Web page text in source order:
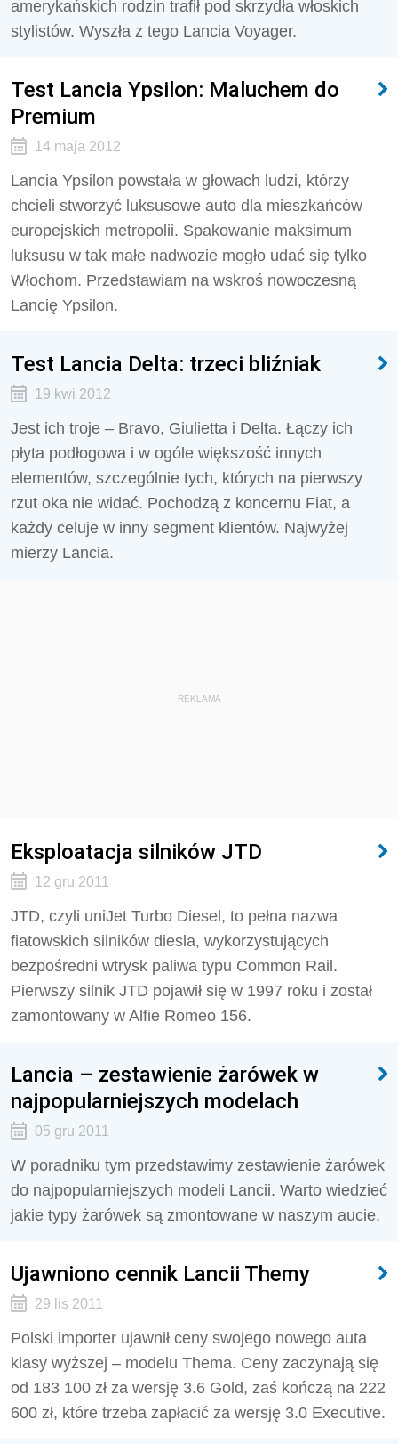
amerykańskich rodzin trafił pod skrzydła włoskich
stylistów. Wyszła z tego Lancia Voyager.
Test Lancia Ypsilon: Maluchem do
Premium
14 maja 2012
Lancia Ypsilon powstała w głowach ludzi, którzy
chcieli stworzyć luksusowe auto dla mieszkańców
europejskich metropolii. Spakowanie maksimum
luksusu w tak małe nadwozie mogło udać się tylko
Włochom. Przedstawiam na wskroś nowoczesną
Lancię Ypsilon.
Test Lancia Delta: trzeci bliźniak
19 kwi 2012
Jest ich troje – Bravo, Giulietta i Delta. Łączy ich
płyta podłogowa i w ogóle większość innych
elementów, szczególnie tych, których na pierwszy
rzut oka nie widać. Pochodzą z koncernu Fiat, a
każdy celuje w inny segment klientów. Najwyżej
mierzy Lancia.
REKLAMA
Eksploatacja silników JTD
12 gru 2011
JTD, czyli uniJet Turbo Diesel, to pełna nazwa
fiatowskich silników diesla, wykorzystujących
bezpośredni wtrysk paliwa typu Common Rail.
Pierwszy silnik JTD pojawił się w 1997 roku i został
zamontowany w Alfie Romeo 156.
Lancia – zestawienie żarówek w
najpopularniejszych modelach
05 gru 2011
W poradniku tym przedstawimy zestawienie żarówek
do najpopularniejszych modeli Lancii. Warto wiedzieć
jakie typy żarówek są zmontowane w naszym aucie.
Ujawniono cennik Lancii Themy
29 lis 2011
Polski importer ujawnił ceny swojego nowego auta
klasy wyższej – modelu Thema. Ceny zaczynają się
od 183 100 zł za wersję 3.6 Gold, zaś kończą na 222
600 zł, które trzeba zapłacić za wersję 3.0 Executive.